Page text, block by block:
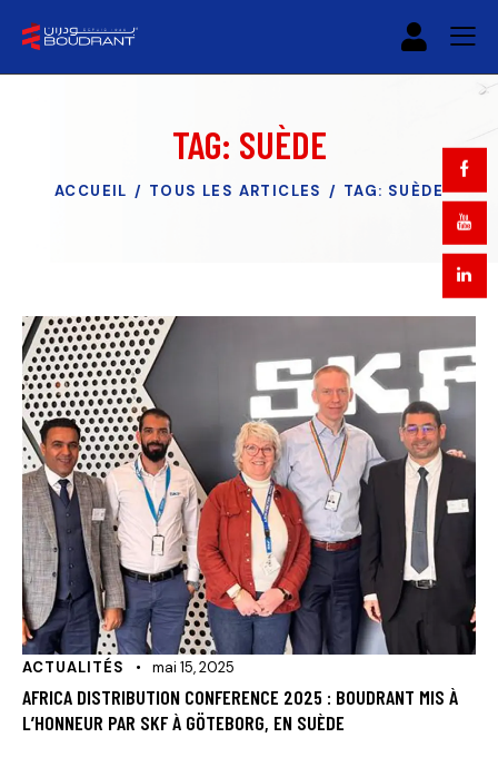
TAG: SUÈDE
ACCUEIL TOUS LES ARTICLES TAG: SUÈDE
ACTUALITÉS mai 15, 2025
AFRICA DISTRIBUTION CONFERENCE 2025 : BOUDRANT MIS À
L’HONNEUR PAR SKF À GÖTEBORG, EN SUÈDE